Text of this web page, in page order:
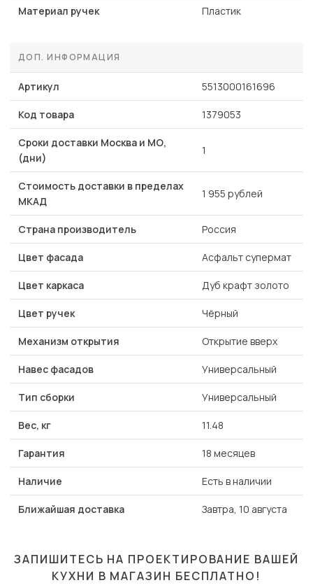
Материал ручек Пластик
ДОП. ИНФОРМАЦИЯ
Артикул 5513000161696
Код товара 1379053
Сроки доставки Москва и МО,
(дни)
1
Стоимость доставки в пределах
МКАД
1 955 рублей
Страна производитель Россия
Цвет фасада Асфальт супермат
Цвет каркаса Дуб крафт золото
Цвет ручек Чёрный
Механизм открытия Открытие вверх
Навес фасадов Универсальный
Тип сборки Универсальный
Вес, кг 11.48
Гарантия 18 месяцев
Наличие Есть в наличии
Ближайшая доставка Завтра, 10 августа
ЗАПИШИТЕСЬ НА ПРОЕКТИРОВАНИЕ ВАШЕЙ
КУХНИ В МАГАЗИН БЕСПЛАТНО!